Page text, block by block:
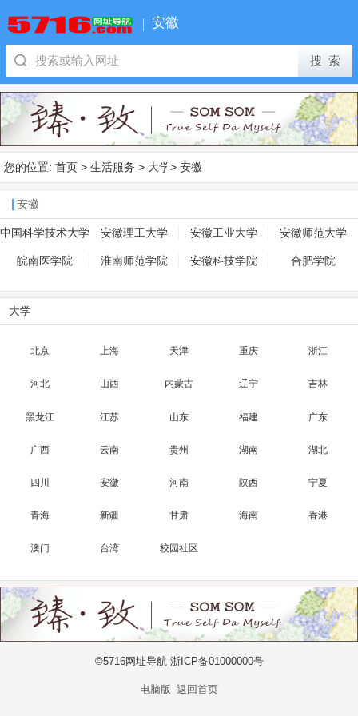
安徽
您的位置: 首页 > 生活服务 > 大学> 安徽
安徽
中国科学技术大学 安徽理工大学 安徽工业大学 安徽师范大学
皖南医学院 淮南师范学院 安徽科技学院 合肥学院
大学
北京 上海 天津 重庆 浙江
河北 山西 内蒙古 辽宁 吉林
黑龙江 江苏 山东 福建 广东
广西 云南 贵州 湖南 湖北
四川 安徽 河南 陕西 宁夏
青海 新疆 甘肃 海南 香港
澳门 台湾 校园社区
©5716网址导航 浙ICP备01000000号
电脑版 返回首页